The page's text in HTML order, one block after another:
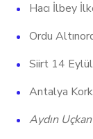
Hacı İlbey
Ordu
Siirt 14
Antalya
Aydın